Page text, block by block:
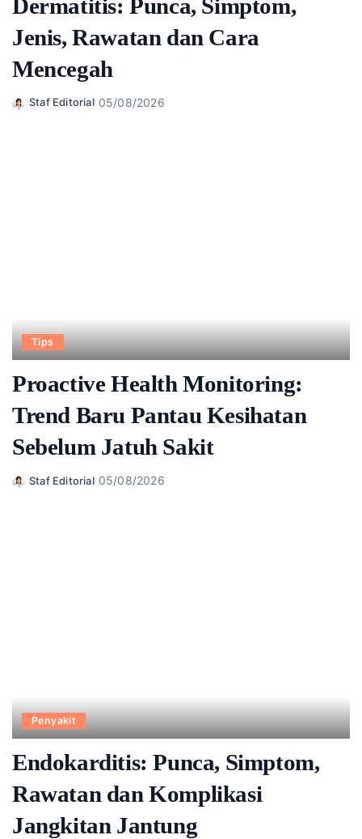
Dermatitis: Punca, Simptom,
Jenis, Rawatan dan Cara
Mencegah
Posted
Staf Editorial 05/08/2026
Tips
Proactive Health Monitoring:
Trend Baru Pantau Kesihatan
Sebelum Jatuh Sakit
Posted
Staf Editorial 05/08/2026
Penyakit
Endokarditis: Punca, Simptom,
Rawatan dan Komplikasi
Jangkitan Jantung